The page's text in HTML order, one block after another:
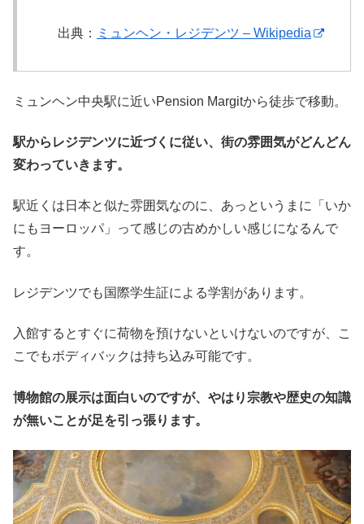
出典： ミュンヘン・レジデンツ – Wikipedia
ミュンヘン中央駅に近いPension Margitから徒歩で移動。
駅からレジデンツに近づくに従い、街の雰囲気がどんどん
変わっていきます。
駅近くは日本と似た雰囲気なのに、あっというまに「いか
にもヨーロッパ」って感じの古めかしい感じになるんで
す。
レジデンツでも国際学生証による学割があります。
入館するとすぐに荷物を預けないといけないのですが、こ
こでもボディバックは持ち込み可能です。
博物館の展示は面白いのですが、やはり宗教や歴史の知識
が無いことが足を引っ張ります。